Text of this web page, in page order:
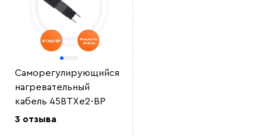
Саморегулирующийся
нагревательный
кабель 45ВТХe2-ВР
3 отзыва